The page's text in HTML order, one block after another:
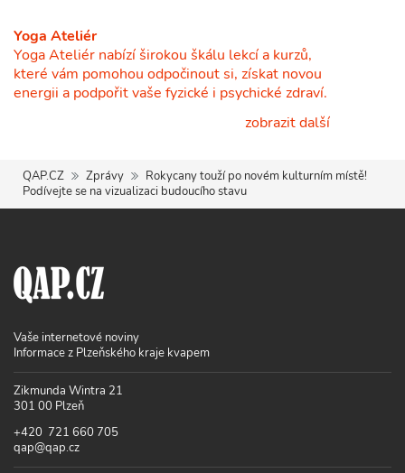
Yoga Ateliér
Yoga Ateliér nabízí širokou škálu lekcí a kurzů,
které vám pomohou odpočinout si, získat novou
energii a podpořit vaše fyzické i psychické zdraví.
zobrazit další
QAP.CZ Zprávy
Rokycany touží po novém kulturním místě!
Podívejte se na vizualizaci budoucího stavu
Vaše internetové noviny
Informace z Plzeňského kraje kvapem
Zikmunda Wintra 21
301 00 Plzeň
+420 721 660 705
qap@qap.cz